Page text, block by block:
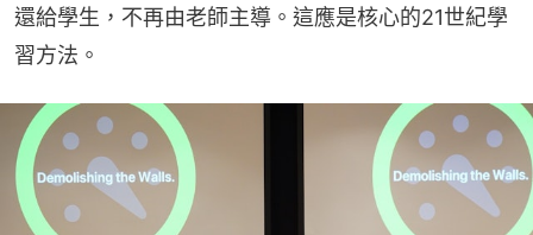
還給學生，不再由老師主導。這應是核心的21世紀學
習方法。